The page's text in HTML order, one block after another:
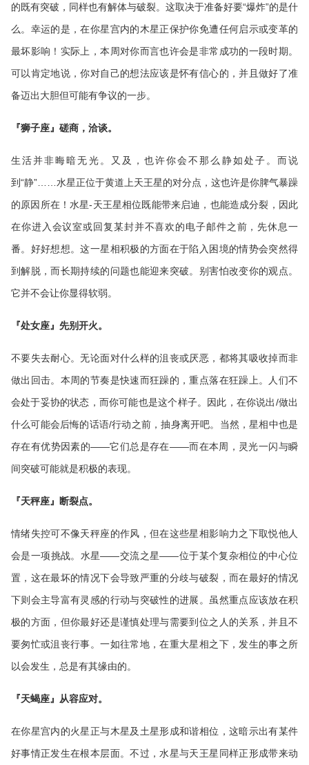
的既有突破，同样也有解体与破裂。这取决于准备好要“爆炸”的是什
么。幸运的是，在你星宫内的木星正保护你免遭任何启示或变革的
最坏影响！实际上，本周对你而言也许会是非常成功的一段时期。
可以肯定地说，你对自己的想法应该是怀有信心的，并且做好了准
备迈出大胆但可能有争议的一步。
『狮子座』磋商，洽谈。
生活并非晦暗无光。又及，也许你会不那么静如处子。而说
到“静”……水星正位于黄道上天王星的对分点，这也许是你脾气暴躁
的原因所在！水星-天王星相位既能带来启迪，也能造成分裂，因此
在你进入会议室或回复某封并不喜欢的电子邮件之前，先休息一
番。好好想想。这一星相积极的方面在于陷入困境的情势会突然得
到解脱，而长期持续的问题也能迎来突破。别害怕改变你的观点。
它并不会让你显得软弱。
『处女座』先别开火。
不要失去耐心。无论面对什么样的沮丧或厌恶，都将其吸收掉而非
做出回击。本周的节奏是快速而狂躁的，重点落在狂躁上。人们不
会处于妥协的状态，而你可能也是这个样子。因此，在你说出/做出
什么可能会后悔的话语/行动之前，抽身离开吧。当然，星相中也是
存在有优势因素的——它们总是存在——而在本周，灵光一闪与瞬
间突破可能就是积极的表现。
『天秤座』断裂点。
情绪失控可不像天秤座的作风，但在这些星相影响力之下取悦他人
会是一项挑战。水星——交流之星——位于某个复杂相位的中心位
置，这在最坏的情况下会导致严重的分歧与破裂，而在最好的情况
下则会主导富有灵感的行动与突破性的进展。虽然重点应该放在积
极的方面，但你最好还是谨慎处理与需要到位之人的关系，并且不
要匆忙或沮丧行事。一如往常地，在重大星相之下，发生的事之所
以会发生，总是有其缘由的。
『天蝎座』从容应对。
在你星宫内的火星正与木星及土星形成和谐相位，这暗示出有某件
好事情正发生在根本层面。不过，水星与天王星同样正形成带来动